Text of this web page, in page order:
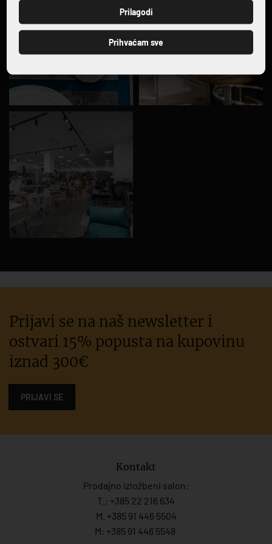
Prijavi se na naš newsletter i
ostvari 15% popusta na kupovinu
iznad 300€
PRIJAVI SE
Kontakt
Prodajno izložbeni salon:
T.: +385 22 216 634
M. +385 91 446 5504
M: +385 91 446 5548
PRIJAVI SE
Prilagodi
Prihvaćam sve